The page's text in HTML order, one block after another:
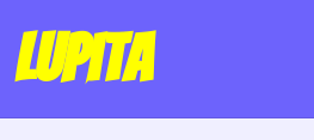
Lupita